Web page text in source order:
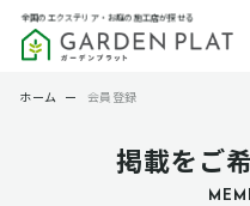
全国のエクステリア・お庭の施工店が探せる
掲載をご
ホーム ー 会員登録